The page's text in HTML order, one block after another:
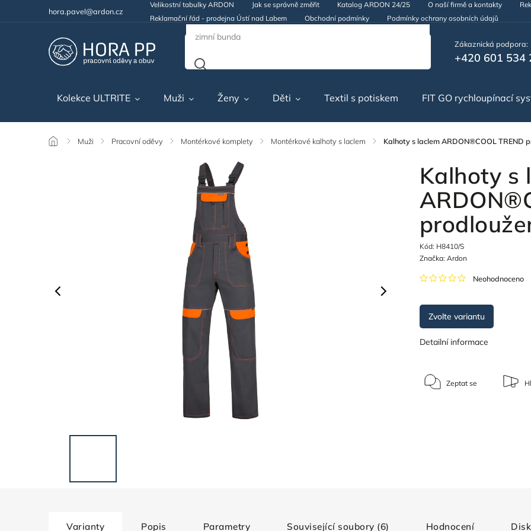
hora.pavel@ardon.cz
Velikostní tabulky ARDON Jak se správně změřit Katalog ARDON 24/25 O naší firmě a kontakty
Reklamační řád - prodejna Ústí nad Labem
Obchodní podmínky Podmínky ochrany osobních údajů
Zákaznická podpora:
+420 601 534
Kolekce ULTRITE Muži Ženy Děti Textil s potiskem FIT GO rychloupínací
/ Muži / Pracovní oděvy / Montérkové komplety / Montérkové kalhoty s laclem / Kalhoty s laclem ARDON®COOL TREND
Kalhoty s
Kód: H8410/S
Neohodnoceno
Značka: Ardon
Zvolte variantu
Detailní informace
Zeptat se
Varianty Popis Parametry Související soubory (6) Hodnocení